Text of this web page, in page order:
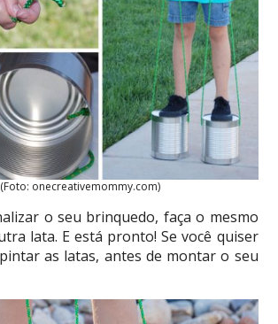
(Foto: onecreativemommy.com)
o seu brinquedo, faça o mesmo
lata. E está pronto! Se você quiser
as latas, antes de montar o seu